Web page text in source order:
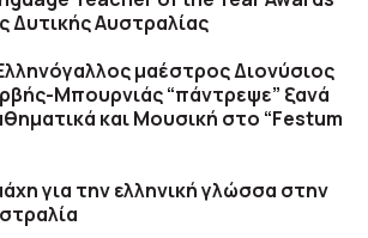
Δυτικής Αυστραλίας
μαέστρος Διονύσιος
Μπουρνιάς “πάντρεψε” ξανά
και Μουσική στο “Festum
για την ελληνική γλώσσα στην